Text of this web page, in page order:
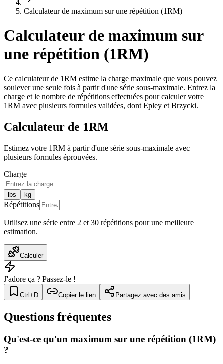
Calculateur de maximum sur une répétition (1RM)
Calculateur de maximum sur
une répétition (1RM)
Ce calculateur de 1RM estime la charge maximale que vous pouvez
soulever une seule fois à partir d'une série sous-maximale. Entrez la
charge et le nombre de répétitions effectuées pour calculer votre
1RM avec plusieurs formules validées, dont Epley et Brzycki.
Calculateur de 1RM
Estimez votre 1RM à partir d'une série sous-maximale avec
plusieurs formules éprouvées.
Charge
lbs kg
Répétitions
Utilisez une série entre 2 et 30 répétitions pour une meilleure
estimation.
Calculer
J'adore ça ? Passez-le !
Ctrl+D Copier le lien Partagez avec des amis
Questions fréquentes
Qu'est-ce qu'un maximum sur une répétition (1RM)
?